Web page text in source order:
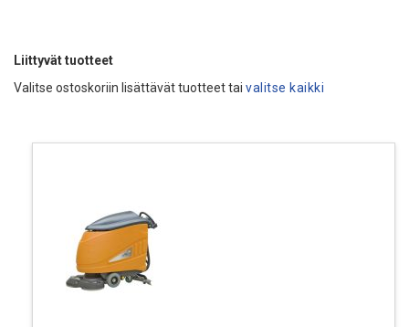
Liittyvät tuotteet
Valitse ostoskoriin lisättävät tuotteet tai valitse kaikki